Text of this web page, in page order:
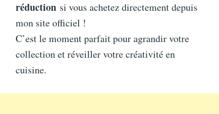
réduction si vous achetez directement depuis
mon site officiel !
C’est le moment parfait pour agrandir votre
collection et réveiller votre créativité en
cuisine.